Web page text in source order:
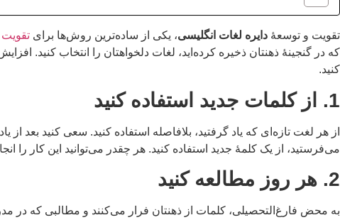
تقویت و توسعۀ دایره لغات انگلیسی، یکی از ساده‌ترین روش‌ها برای
که در گنجینۀ ذهنتان ذخیره کرده‌اید، لغات دلخواهتان را انتخاب کنید.
کنید.
1. از کلمات جدید استفاده کنید
از هر لغت تازه‌ای که یاد گرفتید، بلافاصله استفاده کنید. سعی کنید بعد
می‌فرستید، از یک کلمۀ جدید استفاده کنید. هر چقدر می‌توانید این کار را
2. هر روز مطالعه کنید
به محض فارغ‌التحصیلی، کلمات از ذهنتان فرار می‌کنند و مطالبی که در